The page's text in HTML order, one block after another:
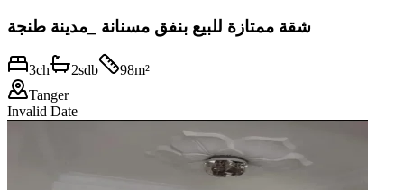
شقة ممتازة للبيع بنفق مسنانة _مدينة طنجة
3ch 2sdb 98m²
Tanger
Invalid Date